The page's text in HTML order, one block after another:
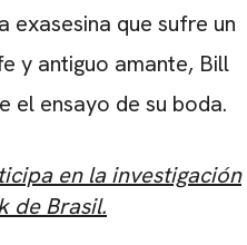
exasesina que sufre un
y antiguo amante, Bill
el ensayo de su boda.
en la investigación
de Brasil.